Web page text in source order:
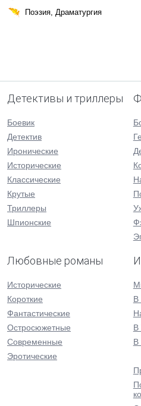
Поэзия, Драматургия
Детективы и триллеры
Боевик
Детектив
Иронические
Исторические
Классические
Крутые
Триллеры
Шпионские
Любовные романы
Исторические
Короткие
Фантастические
Остросюжетные
Современные
Эротические
В
В
В